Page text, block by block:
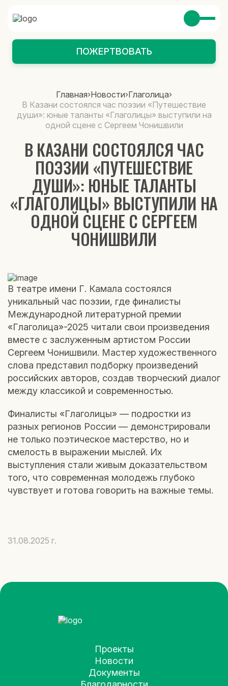
ПОЖЕРТВОВАТЬ
Главная›Новости›Глаголица›
В Казани состоялся час поэзии «Путешествие
души»: юные таланты «Глаголицы» выступили на
одной сцене с Сергеем Чонишвили
В КАЗАНИ СОСТОЯЛСЯ ЧАС
ПОЭЗИИ «ПУТЕШЕСТВИЕ
ДУШИ»: ЮНЫЕ ТАЛАНТЫ
«ГЛАГОЛИЦЫ» ВЫСТУПИЛИ НА
ОДНОЙ СЦЕНЕ С СЕРГЕЕМ
ЧОНИШВИЛИ
В театре имени Г. Камала состоялся
уникальный час поэзии, где финалисты
Международной литературной премии
«Глаголица»-2025 читали свои произведения
вместе с заслуженным артистом России
Сергеем Чонишвили. Мастер художественного
слова представил подборку произведений
российских авторов, создав творческий диалог
между классикой и современностью.
Финалисты «Глаголицы» — подростки из
разных регионов России — демонстрировали
не только поэтическое мастерство, но и
смелость в выражении мыслей. Их
выступления стали живым доказательством
того, что современная молодежь глубоко
чувствует и готова говорить на важные темы.
31.08.2025 г.
Проекты
Новости
Документы